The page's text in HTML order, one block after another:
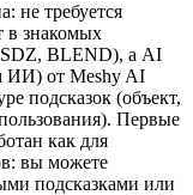
не требуется
в знакомых
BLEND), а AI
ИИ) от Meshy AI
подсказок (объект,
Первые
как для
вы можете
подсказками или